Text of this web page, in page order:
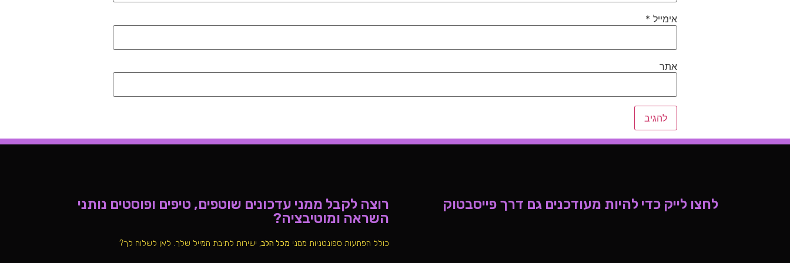
אימייל *
אתר
לחצו לייק כדי להיות מעודכנים גם דרך פייסבטוק
רוצה לקבל ממני עדכונים שוטפים, טיפים ופוסטים נותני
השראה ומוטיבציה?
כולל הפתעות ספונטניות ממני מכל הלב, ישירות לתיבת המייל שלך. לאן לשלוח לך?